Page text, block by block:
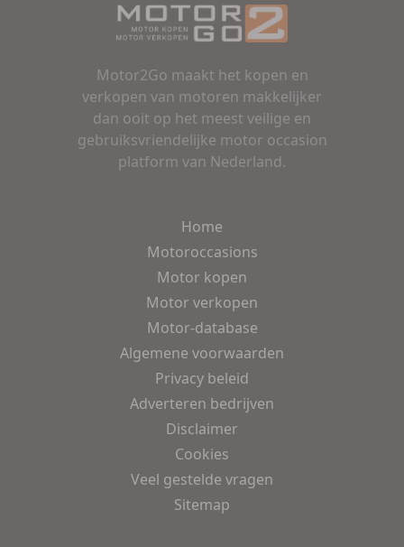
Motor2Go maakt het kopen en
verkopen van motoren makkelijker
dan ooit op het meest veilige en
gebruiksvriendelijke motor occasion
platform van Nederland.
Home
Motoroccasions
Motor kopen
Motor verkopen
Motor-database
Algemene voorwaarden
Privacy beleid
Adverteren bedrijven
Disclaimer
Cookies
Veel gestelde vragen
Sitemap